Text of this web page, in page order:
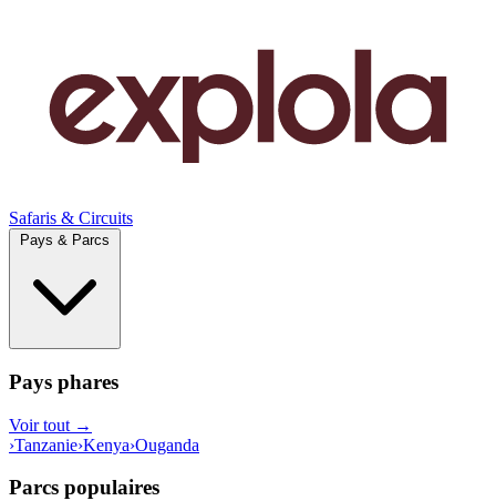
Safaris & Circuits
Pays phares
Voir tout →
›Tanzanie›Kenya›Ouganda
Parcs populaires